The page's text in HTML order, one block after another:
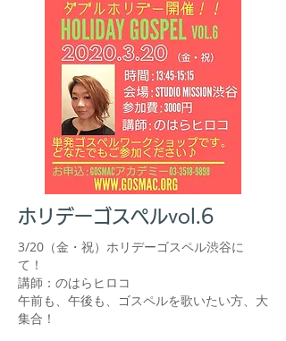
ホリデーゴスペルvol.6
3/20（金・祝）ホリデーゴスペル渋谷に
て！
講師：のはらヒロコ
​午前も、午後も、ゴスペルを歌いたい方、大
集合！